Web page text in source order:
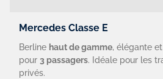
Mercedes Classe E
Berline haut de gamme, élégante
pour 3 passagers. Idéale pour les
privés.